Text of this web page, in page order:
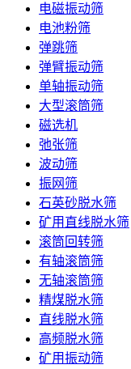
电磁振动筛
电池粉筛
弹跳筛
弹臂振动筛
单轴振动筛
大型滚筒筛
磁选机
弛张筛
波动筛
振网筛
石英砂脱水筛
矿用直线脱水筛
滚筒回转筛
有轴滚筒筛
无轴滚筒筛
精煤脱水筛
直线脱水筛
高频脱水筛
矿用振动筛